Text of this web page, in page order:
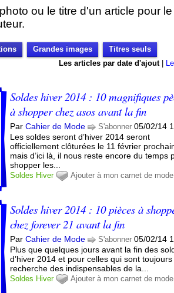
ou le titre d'un article pour
Grandes images
Titres seuls
Les articles par date d'ajout|
Soldes hiver 2014 : 10 magnifiques
à shopper chez asos avant la fin
ParCahier de Mode S'abonner 05/02/14
Les soldes seront d’hiver 2014 seront
officiellement clôturées le 11 février
mais d’ici là, il nous reste encore du temps
shopper les...
Soldes Hiver Ajouter à mon carnet de mode
Soldes hiver 2014 : 10 pièces à
chez forever 21 avant la fin
ParCahier de Mode S'abonner 05/02/14
Plus que quelques jours avant la fin des
d’hiver 2014 et pour celles qui sont
recherche des indispensables de la...
Soldes Hiver Ajouter à mon carnet de mode